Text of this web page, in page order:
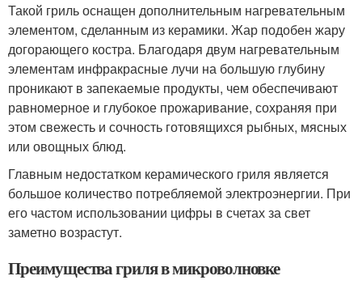
Такой гриль оснащен дополнительным нагревательным
элементом, сделанным из керамики. Жар подобен жару
догорающего костра. Благодаря двум нагревательным
элементам инфракрасные лучи на большую глубину
проникают в запекаемые продукты, чем обеспечивают
равномерное и глубокое прожаривание, сохраняя при
этом свежесть и сочность готовящихся рыбных, мясных
или овощных блюд.
Главным недостатком керамического гриля является
большое количество потребляемой электроэнергии. При
его частом использовании цифры в счетах за свет
заметно возрастут.
Преимущества гриля в микроволновке